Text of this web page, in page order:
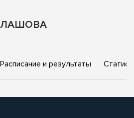
Расписание и результаты